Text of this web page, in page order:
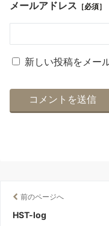
メールアドレス ［必須］
新しい投稿をメー
前のページへ
HST-log